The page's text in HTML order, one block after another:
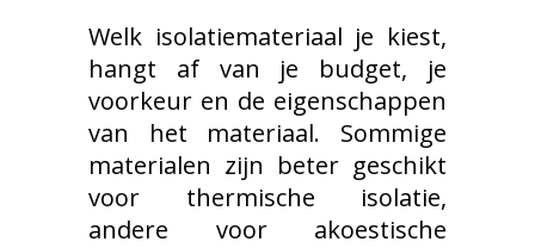
Welk isolatiemateriaal je kiest,
hangt af van je budget, je
voorkeur en de eigenschappen
van het materiaal. Sommige
materialen zijn beter geschikt
voor thermische isolatie,
andere voor akoestische